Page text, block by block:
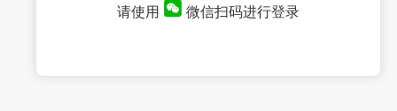
请使用 微信扫码进行登录